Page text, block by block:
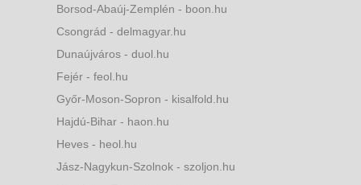
Borsod-Abaúj-Zemplén - boon.hu
Csongrád - delmagyar.hu
Dunaújváros - duol.hu
Fejér - feol.hu
Győr-Moson-Sopron - kisalfold.hu
Hajdú-Bihar - haon.hu
Heves - heol.hu
Jász-Nagykun-Szolnok - szoljon.hu